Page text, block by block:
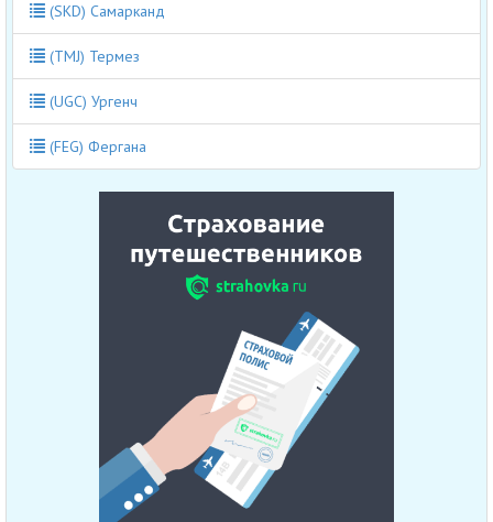
(SKD) Самарканд
(TMJ) Термез
(UGC) Ургенч
(FEG) Фергана